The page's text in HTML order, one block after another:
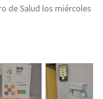
de Salud los miércoles